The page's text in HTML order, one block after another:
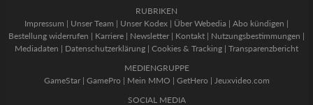
RUBRIKEN
Impressum | Unser Team | Unser Kodex | Über Webedia | Abo kündigen |
Bestellung widerrufen | Karriere | Newsletter | Kontakt | Nutzungsbestimmungen |
Mediadaten | Datenschutzerklärung | Cookies & Tracking | Transparenzbericht
MEDIENGRUPPE
GameStar| GamePro | Mein MMO | GetHero | Jeuxvideo.com
SOCIAL MEDIA